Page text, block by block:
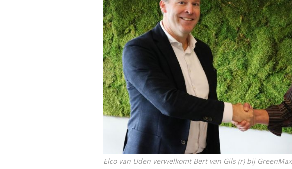
Elco van Uden verwelkomt Bert van Gils (r) bij GreenMax